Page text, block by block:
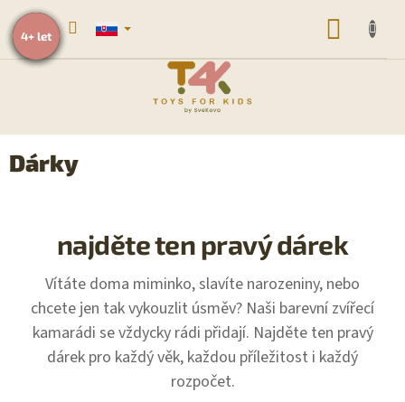
Prejsť
na
obsah
Dárky
najděte ten pravý dárek
Vítáte doma miminko, slavíte narozeniny, nebo
chcete jen tak vykouzlit úsměv? Naši barevní zvířecí
kamarádi se vždycky rádi přidají. Najděte ten pravý
dárek pro každý věk, každou příležitost i každý
rozpočet.
0–6 m
6–12 m
1 rok
2 roky
3 roky
4+ let